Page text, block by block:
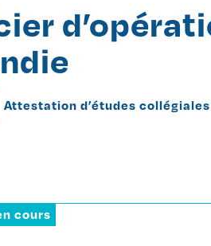
Attestation d’études collégiales
cours